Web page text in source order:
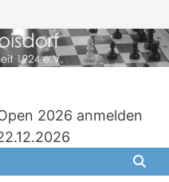
2026 anmelden